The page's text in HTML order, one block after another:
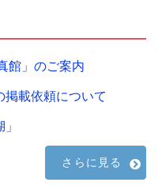
館」のご案内
掲載依頼について
さらに見る